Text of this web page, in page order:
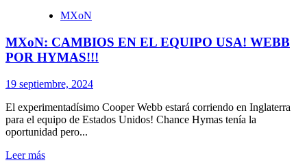
MXoN
MXoN: CAMBIOS EN EL EQUIPO USA! WEBB
POR HYMAS!!!
19 septiembre, 2024
El experimentadísimo Cooper Webb estará corriendo en Inglaterra
para el equipo de Estados Unidos! Chance Hymas tenía la
oportunidad pero...
Leer más